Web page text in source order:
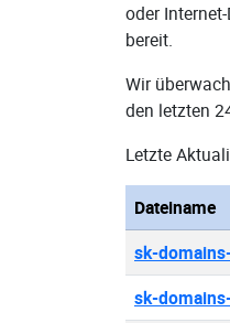
oder
bereit.
Wir
den letzten
Letzte
Dateiname
sk-
sk-